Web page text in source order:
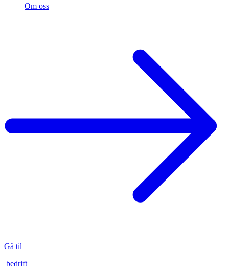
Om oss
Gå til
bedrift